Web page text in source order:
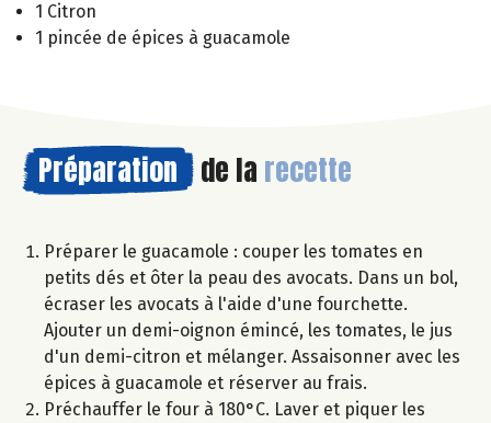
1 Citron
1 pincée de épices à guacamole
Préparation de la recette
Préparer le guacamole : couper les tomates en
petits dés et ôter la peau des avocats. Dans un bol,
écraser les avocats à l'aide d'une fourchette.
Ajouter un demi-oignon émincé, les tomates, le jus
d'un demi-citron et mélanger. Assaisonner avec les
épices à guacamole et réserver au frais.
Préchauffer le four à 180°C. Laver et piquer les